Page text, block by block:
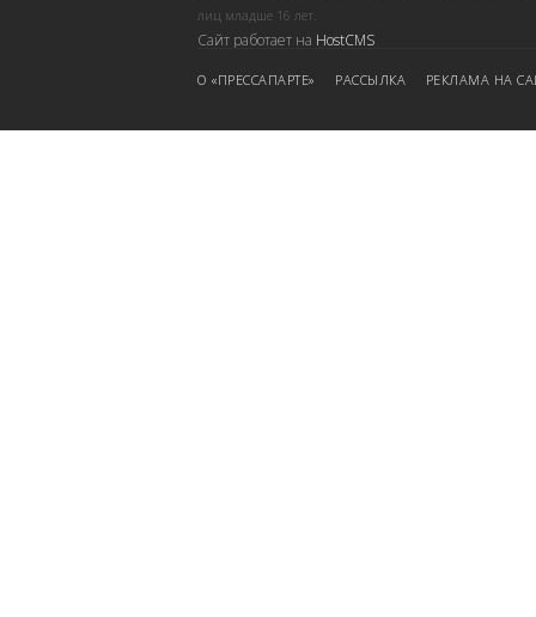
лиц младше 16 лет.
Сайт работает на HostCMS
О «ПРЕССАПАРТЕ» РАССЫЛКА РЕКЛАМА НА